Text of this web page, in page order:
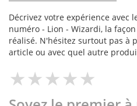
Décrivez votre expérience avec
numéro - Lion - Wizardi, la
réalisé. N'hésitez surtout pas à
article ou avec quel autre